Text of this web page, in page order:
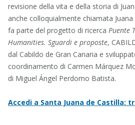
revisione della vita e della storia di
anche colloquialmente chiamata
fa parte del progetto di ricerca Puente
Humanities. Sguardi e proposte,
dal Cabildo de Gran Canaria e
coordinamento di Carmen Márquez
di Miguel Ángel Perdomo Batista.
Accedi a Santa Juana de Castilla: